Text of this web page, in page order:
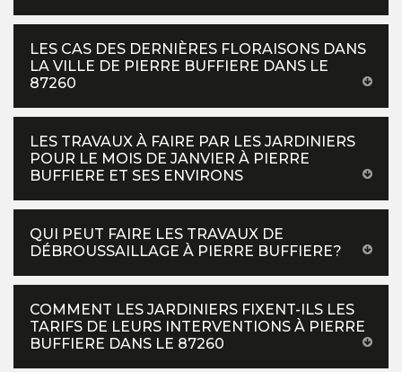
LES CAS DES DERNIÈRES FLORAISONS DANS
LA VILLE DE PIERRE BUFFIERE DANS LE
87260
LES TRAVAUX À FAIRE PAR LES JARDINIERS
POUR LE MOIS DE JANVIER À PIERRE
BUFFIERE ET SES ENVIRONS
QUI PEUT FAIRE LES TRAVAUX DE
DÉBROUSSAILLAGE À PIERRE BUFFIERE?
COMMENT LES JARDINIERS FIXENT-ILS LES
TARIFS DE LEURS INTERVENTIONS À PIERRE
BUFFIERE DANS LE 87260